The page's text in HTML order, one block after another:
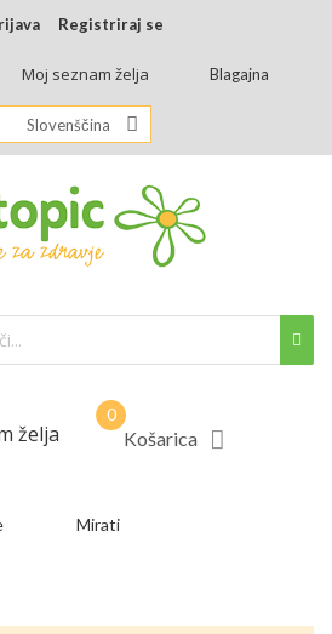
Registriraj se
Moj seznam želja Blagajna
Slovenščina
želja Košarica
Mirati